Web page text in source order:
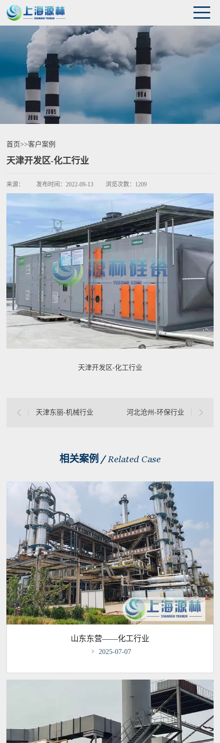
首页>>客户案例
天津开发区-化工行业
来源： 发布时间：2022-09-13 浏览次数： 1209
天津开发区-化工行业
天津东丽-机械行业 河北沧州-环保行业
相关案例 / Related Case
山东东营——化工行业
 2025-07-07